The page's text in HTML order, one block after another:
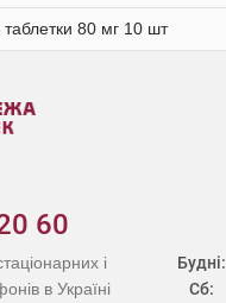
80 мг 10 шт
60
Будні:
Сб:
і
в Україні